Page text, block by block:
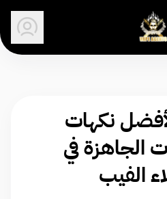
وكلاء الفيب - معتمد في
نكهات
الجاهزة في
الفيب